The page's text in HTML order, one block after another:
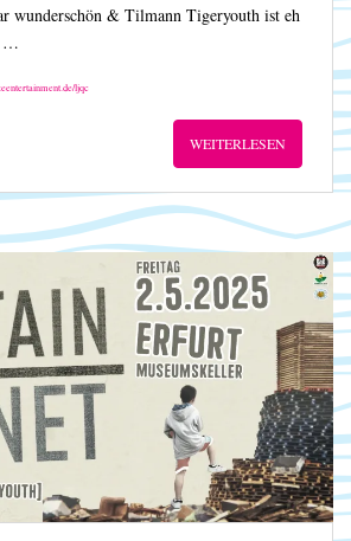
wunderschön & Tilmann Tigeryouth ist eh
…
ljqc
WEITERLESEN